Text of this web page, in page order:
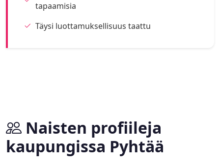
tapaamisia
Täysi luottamuksellisuus taattu
Naisten profiileja
kaupungissa Pyhtää